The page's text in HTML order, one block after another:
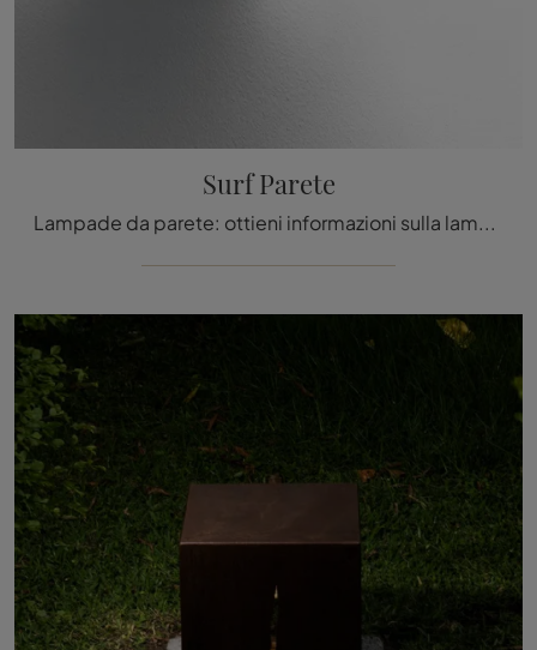
Surf Parete
Lampade da parete: ottieni informazioni sulla lampada Surf Parete in metallo che ti consigliamo.